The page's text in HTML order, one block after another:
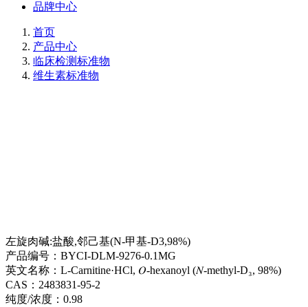
品牌中心
首页
产品中心
临床检测标准物
维生素标准物
左旋肉碱:盐酸,邻己基(N-甲基-D3,98%)
产品编号： BYCI-DLM-9276-0.1MG
英文名称： L-Carnitine·HCl, 𝑂-hexanoyl (𝑁-methyl-D₃, 98%)
CAS： 2483831-95-2
纯度/浓度： 0.98